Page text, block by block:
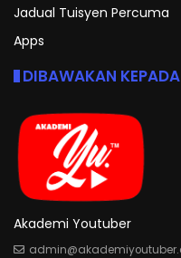
Jadual Tuisyen Percuma
Apps
DIBAWAKAN
Akademi Youtuber